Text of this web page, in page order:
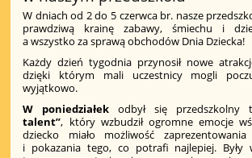
W dniach od 2 do 5 czerwca br. nasze
prawdziwą krainę zabawy, śmiechu i
a wszystko za sprawą obchodów Dnia Dziecka!
Każdy dzień tygodnia przynosił nowe
dzięki którym mali uczestnicy mogli
wyjątkowo.
W poniedziałek odbył się przedszkolny
talent”, który wzbudził ogromne emocje
dziecko miało możliwość
i pokazania tego, co potrafi najlepiej. Były